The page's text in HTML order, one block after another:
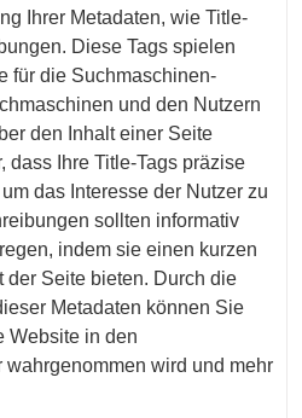
Ihrer Metadaten, wie Title-
Diese Tags spielen
für die Suchmaschinen-
und den Nutzern
den Inhalt einer Seite
dass Ihre Title-Tags präzise
das Interesse der Nutzer zu
sollten informativ
indem sie einen kurzen
der Seite bieten. Durch die
Metadaten können Sie
Website in den
wird und mehr